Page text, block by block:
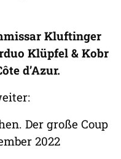
Kluftinger
Klüpfel & Kobr
d’Azur.
Der große Coup
2022